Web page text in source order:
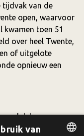
tijdvak van de
open, waarvoor
kwamen toen 51
over heel Twente,
of uitgelote
opnieuw een
waar
van